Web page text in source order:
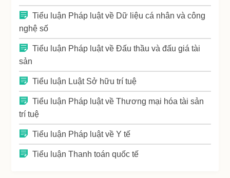
Tiểu luận Pháp luật về Dữ liệu cá nhân và công
nghệ số
Tiểu luận Pháp luật về Đấu thầu và đấu giá tài
sản
Tiểu luận Luật Sở hữu trí tuệ
Tiểu luận Pháp luật về Thương mại hóa tài sản
trí tuệ
Tiểu luận Pháp luật về Y tế
Tiểu luận Thanh toán quốc tế